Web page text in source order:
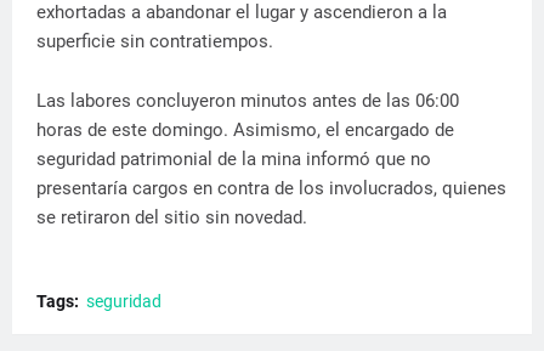
exhortadas a abandonar el lugar y ascendieron a la
superficie sin contratiempos.
Las labores concluyeron minutos antes de las 06:00
horas de este domingo. Asimismo, el encargado de
seguridad patrimonial de la mina informó que no
presentaría cargos en contra de los involucrados, quienes
se retiraron del sitio sin novedad.
Tags: seguridad